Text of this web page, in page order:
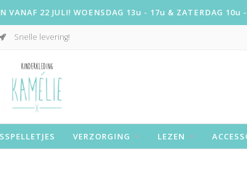
VANAF 22 JULI! WOENSDAG 13u - 17u & ZATERDAG
Snelle levering!
VERZORGING LEZEN